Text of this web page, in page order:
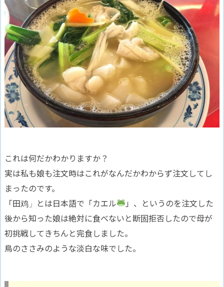
これは何だかわかりますか？
実は私も娘も注文時はこれがなんだかわからず注文してし
まったのです。
「田鸡」とは日本語で「カエル
」、というのを注文した
後から知った娘は絶対に食べないと断固拒否したので母が
初挑戦してきちんと完食しました。
鳥のささみのような淡白な味でした。